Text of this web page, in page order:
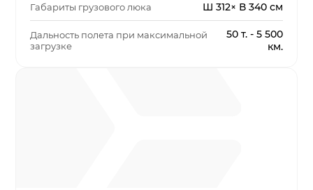
Габариты грузового люка Ш 312× В 340 см
Дальность полета при максимальной
загрузке
50 т. - 5 500
км.